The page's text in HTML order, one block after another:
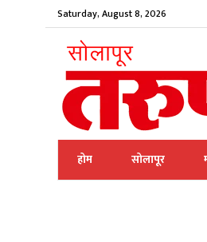
Saturday, August 8, 2026
होम सोलापूर